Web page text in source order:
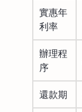
實惠年
利率
辦理程
序
還款期